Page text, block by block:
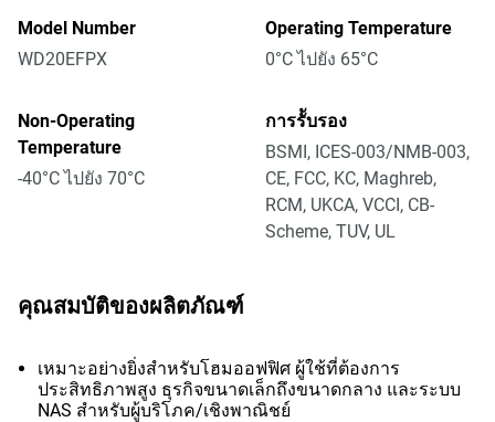
Model Number
WD20EFPX
Operating Temperature
0°C ไปยัง 65°C
Non-Operating
Temperature
-40°C ไปยัง 70°C
การรัับรอง
BSMI, ICES-003/NMB-003,
CE, FCC, KC, Maghreb,
RCM, UKCA, VCCI, CB-
Scheme, TUV, UL
คุณสมบัติของผลิตภัณฑ์
เหมาะอย่างยิ่งสำหรับโฮมออฟฟิศ ผู้ใช้ที่ต้องการ
ประสิทธิภาพสูง ธุรกิจขนาดเล็กถึงขนาดกลาง และระบบ
NAS สำหรับผู้บริโภค/เชิงพาณิชย์